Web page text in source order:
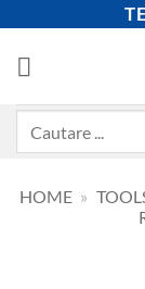
content
HOME »